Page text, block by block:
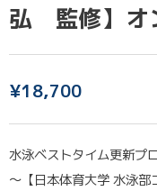
弘 監修】オ
¥18,700
水泳ベストタイム更新プ
～【日本体育大学 水泳